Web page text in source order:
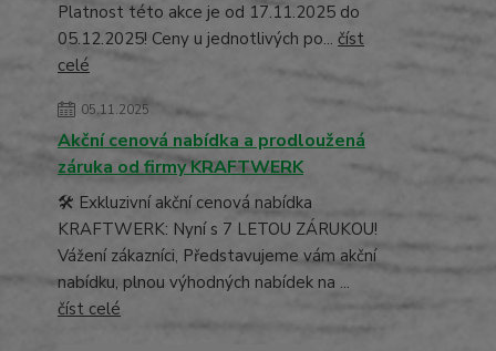
Platnost této akce je od 17.11.2025 do
05.12.2025! Ceny u jednotlivých po... číst
celé
05.11.2025
Akční cenová nabídka a prodloužená
záruka od firmy KRAFTWERK
🛠️ Exkluzivní akční cenová nabídka
KRAFTWERK: Nyní s 7 LETOU ZÁRUKOU!
Vážení zákazníci, Představujeme vám akční
nabídku, plnou výhodných nabídek na ...
číst celé